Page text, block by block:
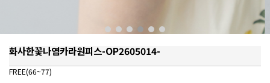
화사한꽃나염카라원피스-OP2605014-
FREE(66~77)